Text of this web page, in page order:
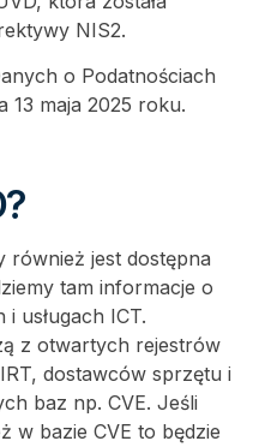
NIS2.
o Podatnościach
13 maja 2025 roku.
również jest dostępna
tam informacje o
usługach ICT.
z otwartych rejestrów
dostawców sprzętu i
baz np. CVE. Jeśli
w bazie CVE to będzie